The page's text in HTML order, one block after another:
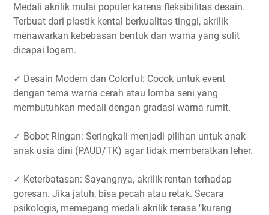
Medali akrilik mulai populer karena fleksibilitas desain.
Terbuat dari plastik kental berkualitas tinggi, akrilik
menawarkan kebebasan bentuk dan warna yang sulit
dicapai logam.
✓ Desain Modern dan Colorful: Cocok untuk event
dengan tema warna cerah atau lomba seni yang
membutuhkan medali dengan gradasi warna rumit.
✓ Bobot Ringan: Seringkali menjadi pilihan untuk anak-
anak usia dini (PAUD/TK) agar tidak memberatkan leher.
✓ Keterbatasan: Sayangnya, akrilik rentan terhadap
goresan. Jika jatuh, bisa pecah atau retak. Secara
psikologis, memegang medali akrilik terasa "kurang